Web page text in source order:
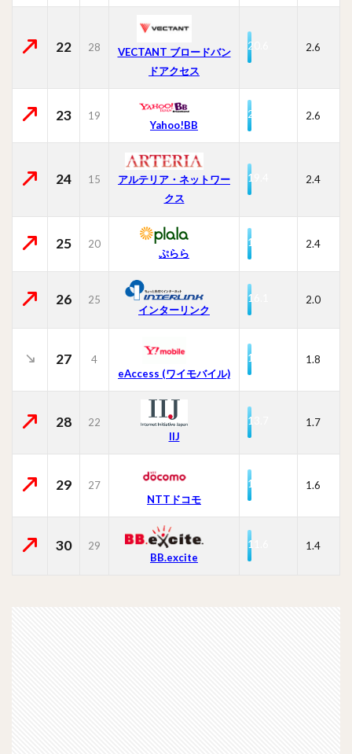
22 28
VECTANT ブロードバン
ドアクセス
20.6 2.6
23 19
Yahoo!BB
20.5 2.6
24 15
アルテリア・ネットワー
クス
19.4 2.4
25 20
ぷらら
19.2 2.4
26
25
インターリンク
16.1 2.0
27
4
eAccess (ワイモバイル)
14.8 1.8
28
22
IIJ
13.7 1.7
29
27
NTTドコモ
12.8 1.6
30
29
BB.excite
11.6 1.4